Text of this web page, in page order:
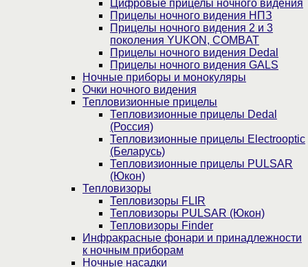
Цифровые прицелы ночного видения
Прицелы ночного видения НПЗ
Прицелы ночного видения 2 и 3
поколения YUKON, COMBAT
Прицелы ночного видения Dedal
Прицелы ночного видения GALS
Ночные приборы и монокуляры
Очки ночного видения
Тепловизионные прицелы
Тепловизионные прицелы Dedal
(Россия)
Тепловизионные прицелы Electrooptic
(Беларусь)
Тепловизионные прицелы PULSAR
(Юкон)
Тепловизоры
Тепловизоры FLIR
Тепловизоры PULSAR (Юкон)
Тепловизоры Finder
Инфракрасные фонари и принадлежности
к ночным приборам
Ночные насадки